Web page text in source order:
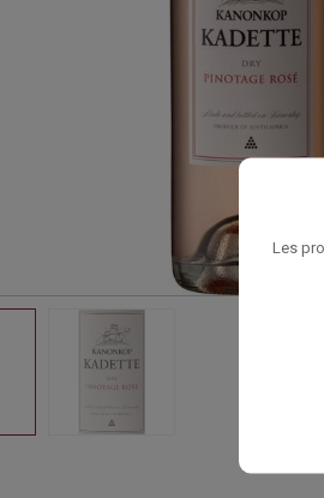
Les